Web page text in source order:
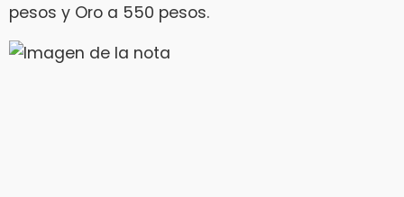
pesos y Oro a 550 pesos.